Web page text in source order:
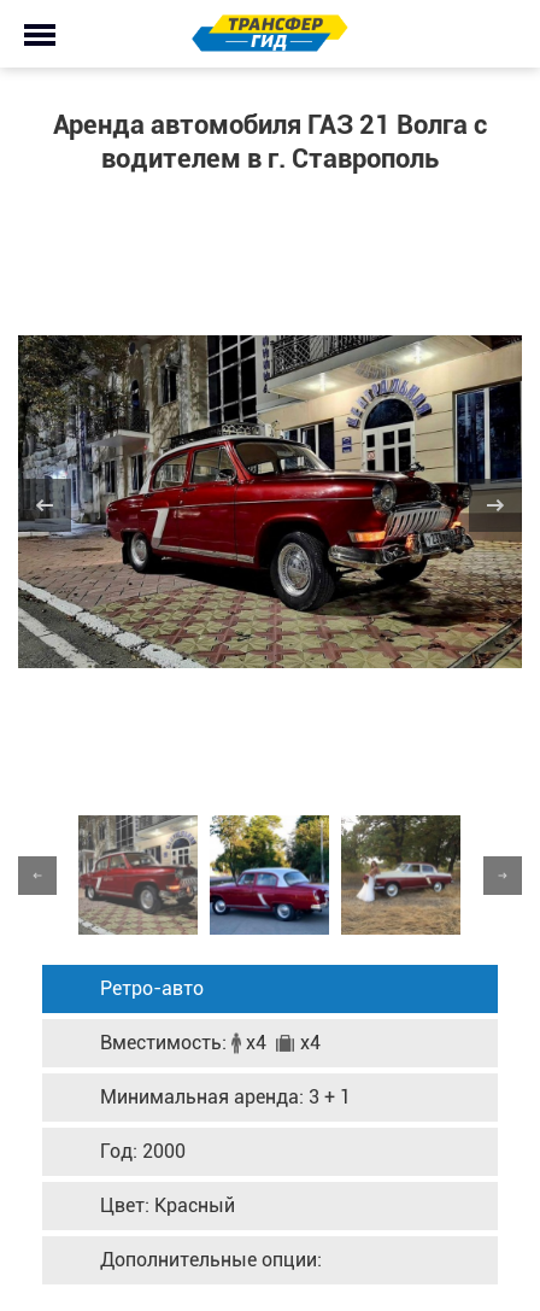
Аренда автомобиля ГАЗ 21 Волга с
водителем в г. Ставрополь
Ретро-авто
Вместимость: x4 x4
Минимальная аренда: 3 + 1
Год: 2000
Цвет: Красный
Дополнительные опции: